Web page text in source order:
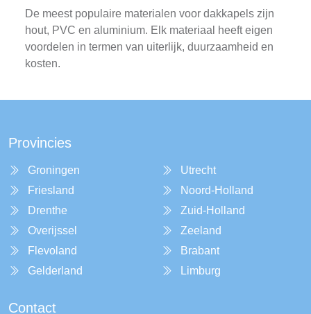
De meest populaire materialen voor dakkapels zijn
hout, PVC en aluminium. Elk materiaal heeft eigen
voordelen in termen van uiterlijk, duurzaamheid en
kosten.
Provincies
Groningen
Friesland
Drenthe
Overijssel
Flevoland
Gelderland
Utrecht
Noord-Holland
Zuid-Holland
Zeeland
Brabant
Limburg
Contact